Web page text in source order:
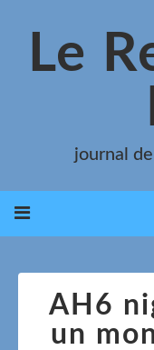
Le
journal
AH6
un